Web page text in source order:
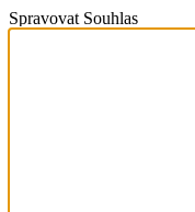
Spravovat Souhlas